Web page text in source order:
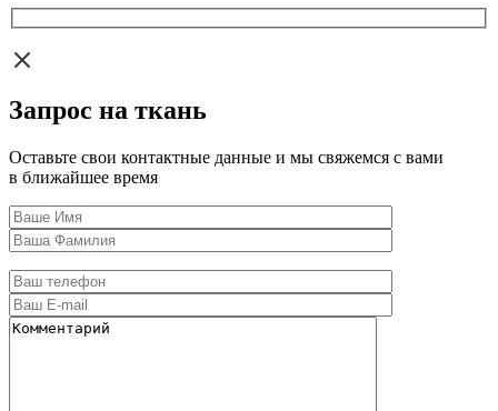
Запрос на ткань
Оставьте свои контактные данные и мы свяжемся с вами
в ближайшее время